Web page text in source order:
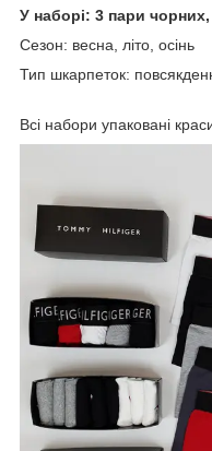
У наборі: 3 пари
Сезон: весна, літо, осінь
Тип шкарпеток:
Всі набори упаковані